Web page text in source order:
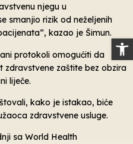
njegu u
smanjio rizik od neželjenih
kazao je Šimun.
protokoli omogućiti da
zaštite bez obzira
liječe.
kako je istakao, biće
zdravstvene usluge.
sa World Health